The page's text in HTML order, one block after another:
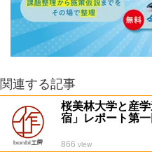
関連する記事
桜美林大学と産
宿」レポート第
866 view